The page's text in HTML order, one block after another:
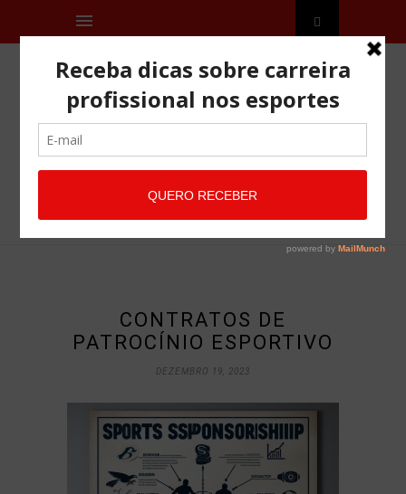
CONTRATOS DE
PATROCÍNIO ESPORTIVO
DEZEMBRO 19, 2023